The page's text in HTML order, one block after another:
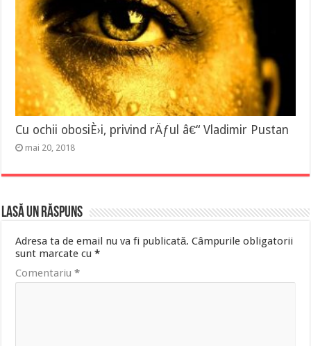
Cu ochii obosiÈ›i, privind rÄƒul â€“ Vladimir Pustan
mai 20, 2018
Lasă un răspuns
Adresa ta de email nu va fi publicată. Câmpurile obligatorii
sunt marcate cu*
Comentariu*